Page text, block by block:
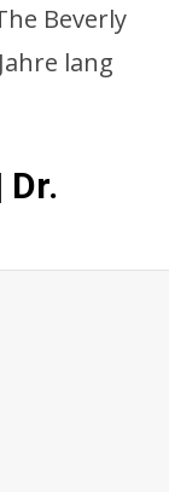
Beverly
lang
Dr.